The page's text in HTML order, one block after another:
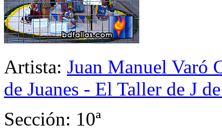
Artista: Juan Manuel Varó
de Juanes - El Taller de J
Sección: 10ª